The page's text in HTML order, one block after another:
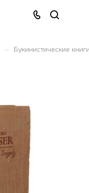
– Букинистические